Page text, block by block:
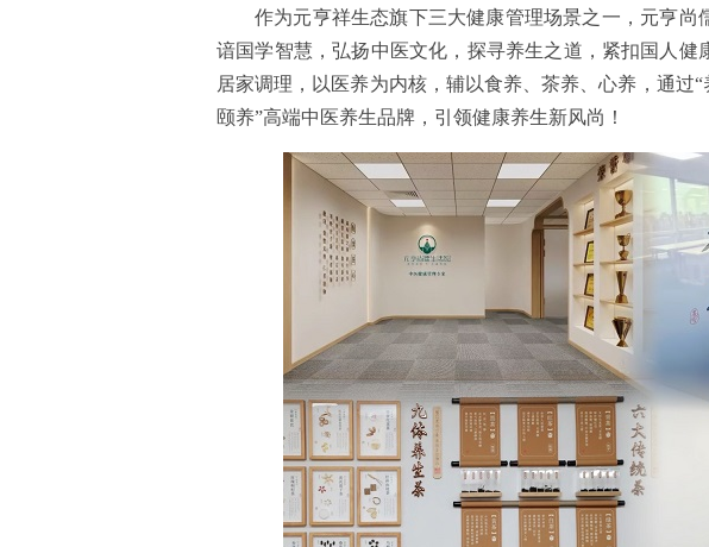
作为元亨祥生态旗下三大健康管理场景之一，元亨尚
谙国学智慧，弘扬中医文化，探寻养生之道，紧扣国人健
居家调理，以医养为内核，辅以食养、茶养、心养，通过
颐养”高端中医养生品牌，引领健康养生新风尚！